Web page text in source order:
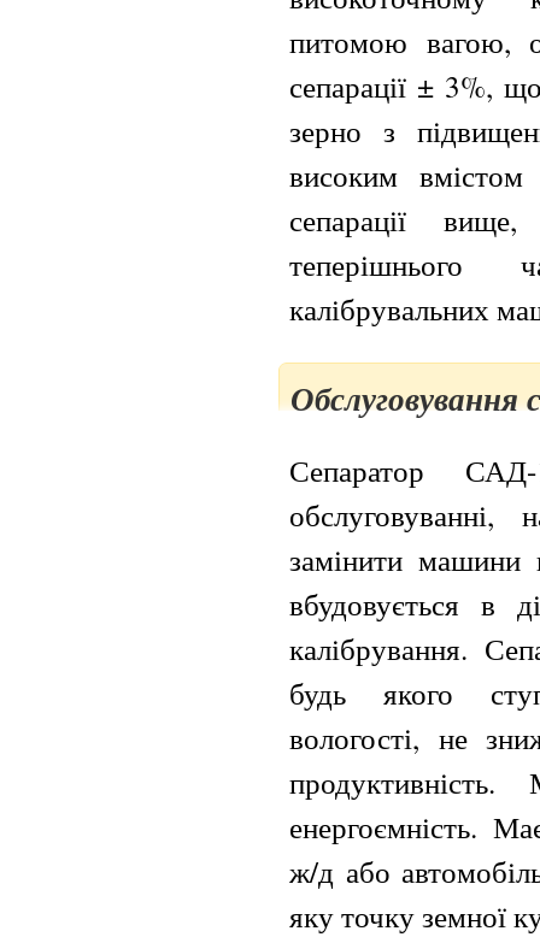
питомою вагою,
сепарації ± 3%,
зерно з
високим вмістом
сепарації
теперішнього
калібрувальних
Сепаратор
обслуговуванні,
замінити машини
вбудовується в
калібрування.
будь якого
вологості, не
енергоємність.
ж/д або
яку точку земної